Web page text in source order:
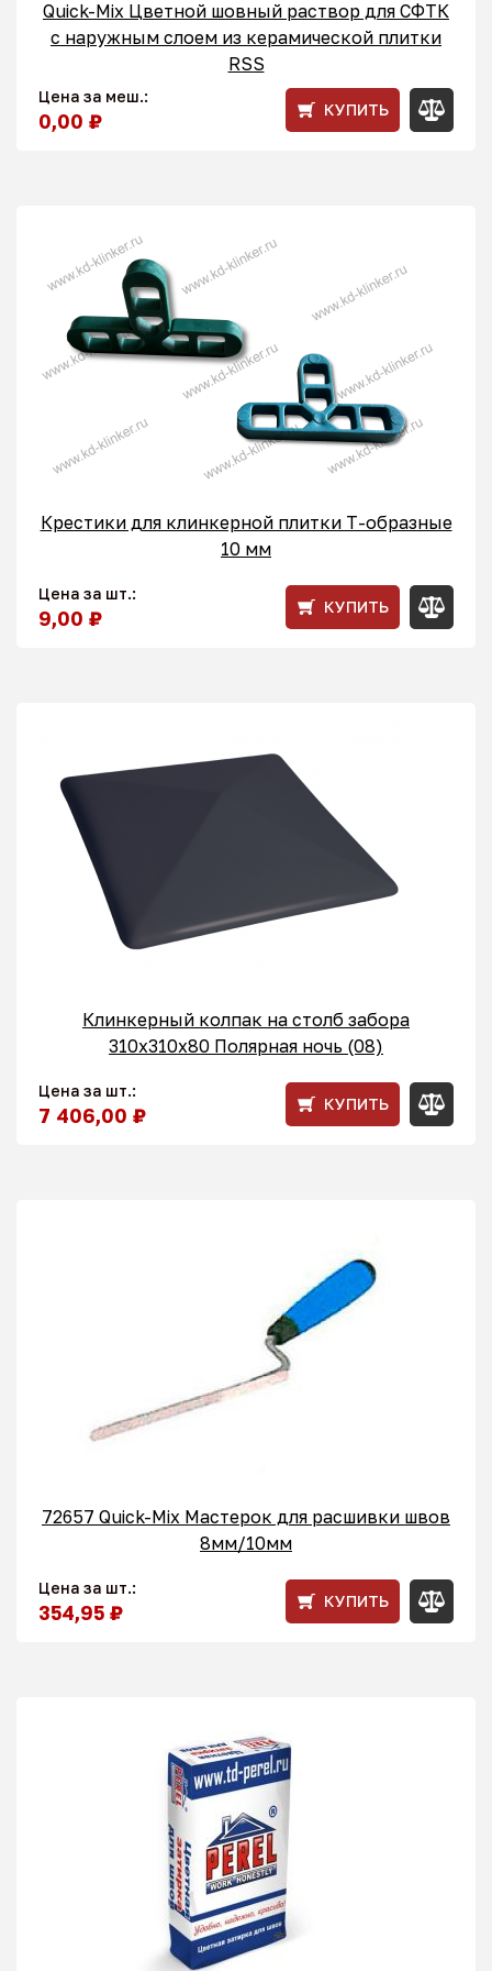
Quick-Mix Цветной шовный раствор для СФТК
с наружным слоем из керамической плитки
RSS
Цена за меш.:
0,00 ₽ КУПИТЬ
Крестики для клинкерной плитки T-образные
10 мм
Цена за шт.:
9,00 ₽ КУПИТЬ
Клинкерный колпак на столб забора
310х310х80 Полярная ночь (08)
Цена за шт.:
7 406,00 ₽ КУПИТЬ
72657 Quick-Mix Мастерок для расшивки швов
8мм/10мм
Цена за шт.:
354,95 ₽ КУПИТЬ